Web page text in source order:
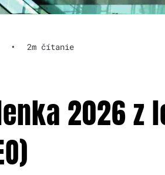
• 2m čítanie
2026 z